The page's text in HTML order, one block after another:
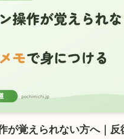
が覚えられない方へ｜反